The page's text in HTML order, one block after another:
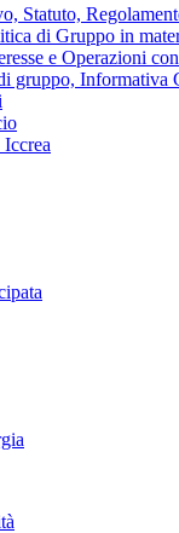
Statuto,
di Gruppo in
e Operazioni
gruppo, Informativa